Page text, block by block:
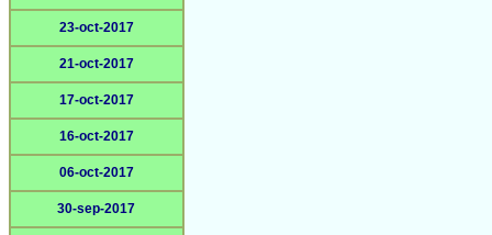
23-oct-2017
21-oct-2017
17-oct-2017
16-oct-2017
06-oct-2017
30-sep-2017